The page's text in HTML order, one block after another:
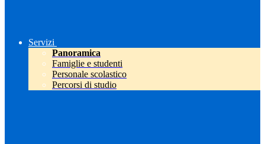
Servizi
Panoramica
Famiglie e studenti
Personale scolastico
Percorsi di studio